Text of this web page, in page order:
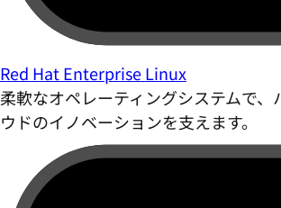
Red Hat Enterprise Linux
柔軟なオペレーティングシステムで、
ウドのイノベーションを支えます。